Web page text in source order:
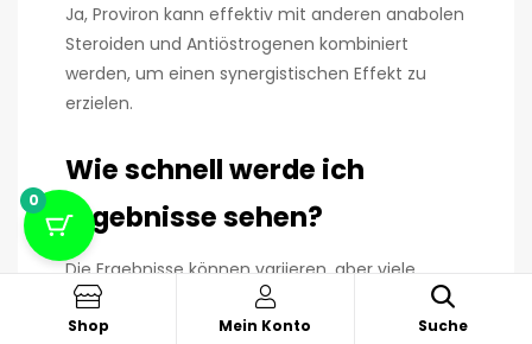
Ja, Proviron kann effektiv mit anderen anabolen
Steroiden und Antiöstrogenen kombiniert
werden, um einen synergistischen Effekt zu
erzielen.
Wie schnell werde ich
Ergebnisse sehen?
Die Ergebnisse können variieren, aber viele
Benutzer bemerken innerhalb weniger Wochen
Verbesserungen des Testosteronspiegels und
Shop Mein Konto Suche
0